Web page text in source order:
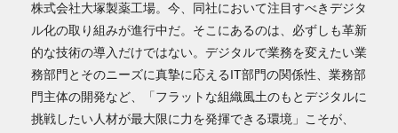
株式会社大塚製薬工場。今、同社において注目すべきデジタ
ル化の取り組みが進行中だ。そこにあるのは、必ずしも革新
的な技術の導入だけではない。デジタルで業務を変えたい業
務部門とそのニーズに真摯に応えるIT部門の関係性、業務部
門主体の開発など、「フラットな組織風土のもとデジタルに
挑戦したい人材が最大限に力を発揮できる環境」こそが、